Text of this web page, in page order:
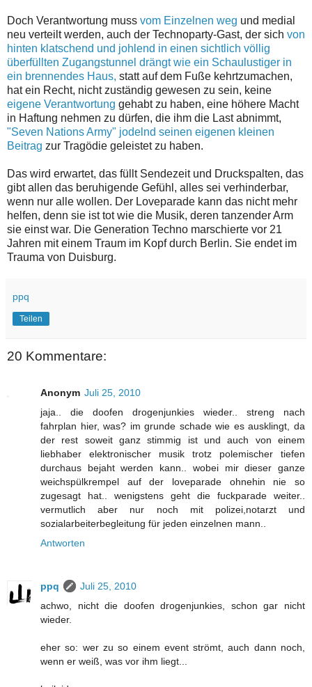
Doch Verantwortung muss vom Einzelnen weg und medial
neu verteilt werden, auch der Technoparty-Gast, der sich von
hinten klatschend und johlend in einen sichtlich völlig
überfüllten Zugangstunnel drängt wie ein Schaulustiger in
ein brennendes Haus, statt auf dem Fuße kehrtzumachen,
hat ein Recht, nicht zuständig gewesen zu sein, keine
eigene Verantwortung gehabt zu haben, eine höhere Macht
in Haftung nehmen zu dürfen, die ihm die Last abnimmt,
"Seven Nations Army" jodelnd seinen eigenen kleinen
Beitrag zur Tragödie geleistet zu haben.
Das wird erwartet, das füllt Sendezeit und Druckspalten, das
gibt allen das beruhigende Gefühl, alles sei verhinderbar,
wenn nur alle wollen. Der Loveparade kann das nicht mehr
helfen, denn sie ist tot wie die Musik, deren tanzender Arm
sie einst war. Die Generation Techno marschierte vor 21
Jahren mit einem Traum im Kopf durch Berlin. Sie endet im
Trauma von Duisburg.
ppq
Teilen
20 Kommentare:
Anonym Juli 25, 2010
jaja.. die doofen drogenjunkies wieder.. streng nach
fahrplan hier, was? im grunde schade wie es ausklingt, da
der rest soweit ganz stimmig ist und auch von einem
liebhaber elektronischer musik trotz polemischer tiefen
durchaus bejaht werden kann.. wobei mir dieser ganze
weichspülkrempel auf der loveparade ohnehin nie so
zugesagt hat.. wenigstens geht die fuckparade weiter..
vermutlich aber nur noch mit polizei,notarzt und
sozialarbeiterbegleitung für jeden einzelnen mann..
Antworten
ppq
Juli 25, 2010
achwo, nicht die doofen drogenjunkies, schon gar nicht
wieder.
eher so: wer zu so einem event strömt, auch dann noch,
wenn er weiß, was vor ihm liegt...